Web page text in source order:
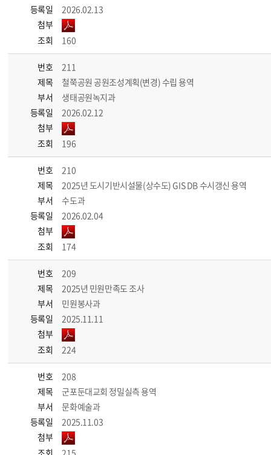
등록일
2026.02.13
첨부
조회
160
번호
211
제목
철쭉공원 공원조성계획(변경) 수립 용역
부서
생태공원녹지과
등록일
2026.02.12
첨부
조회
196
번호
210
제목
2025년 도시기반시설물(상수도) GIS DB 수시갱신 용역
부서
수도과
등록일
2026.02.04
첨부
조회
174
번호
209
제목
2025년 민원만족도 조사
부서
민원봉사과
등록일
2025.11.11
첨부
조회
224
번호
208
제목
군포둔대교회 정밀실측 용역
부서
문화예술과
등록일
2025.11.03
첨부
조회
215